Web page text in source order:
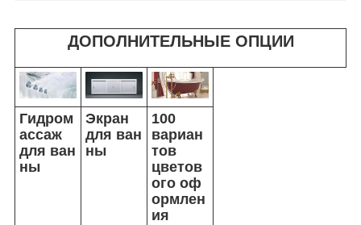
ДОПОЛНИТЕЛЬНЫЕ ОПЦИИ
Гидром
ассаж
для ван
ны
Экран
для ван
ны
100
вариан
тов
цветов
ого оф
ормлен
ия